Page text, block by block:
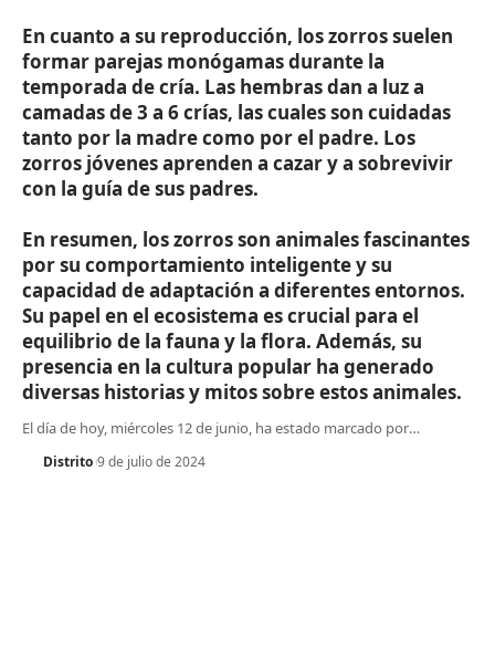
En cuanto a su reproducción, los zorros suelen
formar parejas monógamas durante la
temporada de cría. Las hembras dan a luz a
camadas de 3 a 6 crías, las cuales son cuidadas
tanto por la madre como por el padre. Los
zorros jóvenes aprenden a cazar y a sobrevivir
con la guía de sus padres.
En resumen, los zorros son animales fascinantes
por su comportamiento inteligente y su
capacidad de adaptación a diferentes entornos.
Su papel en el ecosistema es crucial para el
equilibrio de la fauna y la flora. Además, su
presencia en la cultura popular ha generado
diversas historias y mitos sobre estos animales.
El día de hoy, miércoles 12 de junio, ha estado marcado por…
Distrito 9 de julio de 2024